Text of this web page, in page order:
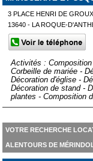
3 PLACE HENRI DE GROUX
13640 - LA ROQUE-
Activités :
Corbeille de mariée -
Décoration d'église -
Décoration de stand -
plantes - Composition
VOTRE RECHERCHE
ALENTOURS DE